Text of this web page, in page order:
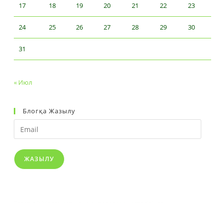
17 18 19 20 21 22 23
24 25 26 27 28 29 30
31
« Июл
Блогқа Жазылу
Email
ЖАЗЫЛУ